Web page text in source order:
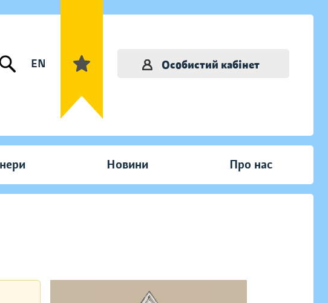
EN Особистий кабінет
Новини Про нас